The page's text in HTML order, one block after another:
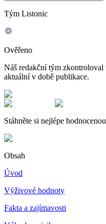
Tým Listonic
Ověřeno
Náš redakční tým zkontroloval
aktuální v době publikace.
Stáhněte si nejlépe
Obsah
Úvod
Výživové hodnoty
Fakta a zajímavosti